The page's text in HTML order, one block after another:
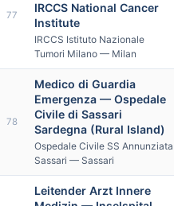
77
IRCCS National Cancer
Institute
IRCCS Istituto Nazionale
Tumori Milano — Milan
78
Medico di Guardia
Emergenza — Ospedale
Civile di Sassari
Sardegna (Rural Island)
Ospedale Civile SS Annunziata
Sassari — Sassari
Leitender Arzt Innere